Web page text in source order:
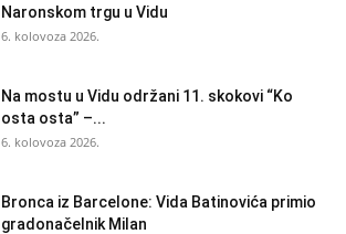
Naronskom trgu u Vidu
6. kolovoza 2026.
Na mostu u Vidu održani 11. skokovi “Ko
osta osta” –...
6. kolovoza 2026.
Bronca iz Barcelone: Vida Batinovića primio
gradonačelnik Milan